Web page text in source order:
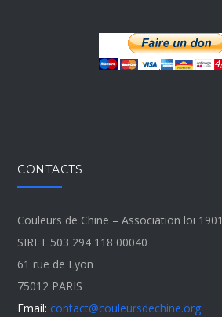
CONTACTS
Couleurs de Chine – Association loi 1901
SIRET 503 294 118 00040
61 rue de Lyon
75012 PARIS
Email: contact@couleursdechine.org